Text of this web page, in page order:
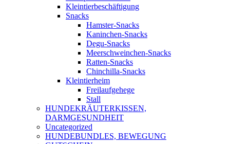
Kleintierbeschäftigung
Snacks
Hamster-Snacks
Kaninchen-Snacks
Degu-Snacks
Meerschweinchen-Snacks
Ratten-Snacks
Chinchilla-Snacks
Kleintierheim
Freilaufgehege
Stall
HUNDEKRÄUTERKISSEN,
DARMGESUNDHEIT
Uncategorized
HUNDEBUNDLES, BEWEGUNG